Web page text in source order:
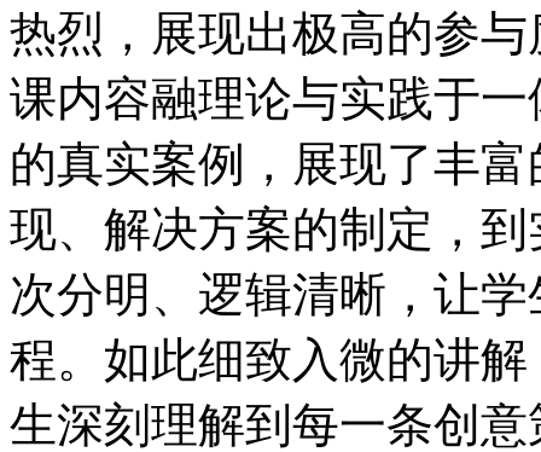
热烈，展现出极高的参
课内容融理论与实践于
的真实案例，展现了丰
现、解决方案的制定，
次分明、逻辑清晰，让
程。如此细致入微的讲
生深刻理解到每一条创